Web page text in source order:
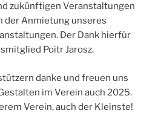
zukünftigen Veranstaltungen
der Anmietung unseres
Der Dank hierfür
Poitr Jarosz.
danke und freuen uns
im Verein auch 2025.
Verein, auch der Kleinste!